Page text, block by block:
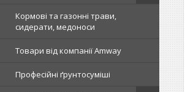
Кормові та газонні трави,
сидерати, медоноси
Товари від компанії Amway
Професійні ґрунтосуміші